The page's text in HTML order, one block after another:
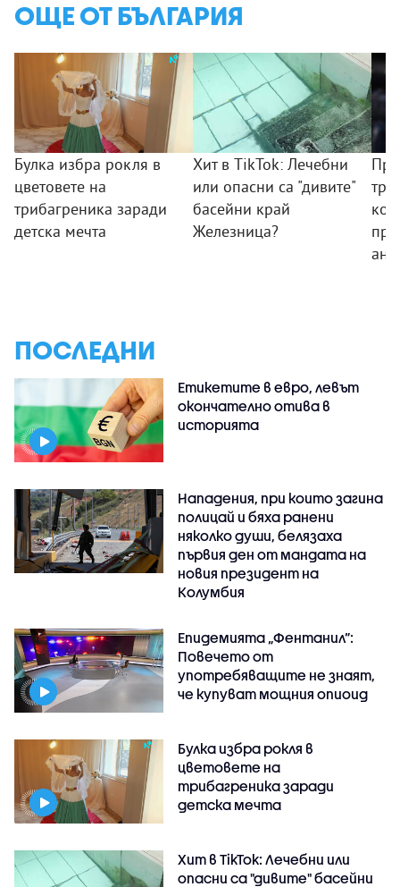
ОЩЕ ОТ БЪЛГАРИЯ
Булка избра рокля в
цветовете на
трибагреника заради
детска мечта
Хит в TikTok: Лечебни
или опасни са "дивите"
басейни край
Железница?
ПОСЛЕДНИ
Етикетите в евро, левът
окончателно отива в
историята
Нападения, при които загина
полицай и бяха ранени
няколко души, белязаха
първия ден от мандата на
новия президент на
Колумбия
Епидемията „Фентанил”:
Повечето от
употребяващите не знаят,
че купуват мощния опиоид
Булка избра рокля в
цветовете на
трибагреника заради
детска мечта
Хит в TikTok: Лечебни или
опасни са "дивите" басейни